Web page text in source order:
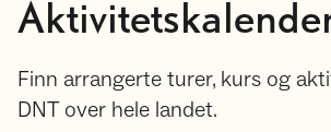
Finn arrangerte turer, kurs og
DNT over hele landet.